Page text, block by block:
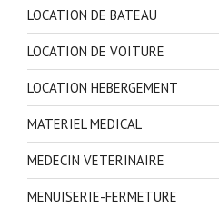
LOCATION DE BATEAU
LOCATION DE VOITURE
LOCATION HEBERGEMENT
MATERIEL MEDICAL
MEDECIN VETERINAIRE
MENUISERIE-FERMETURE